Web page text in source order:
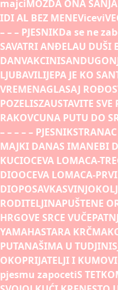
majciMOŽDA ONA
IDI AL BEZ MENEVicevi
– – – PJESNIKDa se ne
SAVATRI ANĐELAU DUŠI
DANVAKCINISAN
LJUBAVILIJEPA JE KO SAN
VREMENAGLASAJ ROĐO
POZELISZAUSTAVITE SVE
RAKOVCUNA PUTU DO
– – – – – PJESNIK
MAJKI DANAS IMANEBI
KUCIOCEVA LOMACA-
DIOOCEVA LOMACA-PRVI
DIOPOSAVKASVINJOKOLJ
RODITELJINAPUŠTENE
HRGOVE SRCE VUČE
YAMAHASTARA KRČMA
PUTANAŠIMA U TUDJINI
OKOPRIJATELJI I KUMOVI
pjesmu zapocetiS